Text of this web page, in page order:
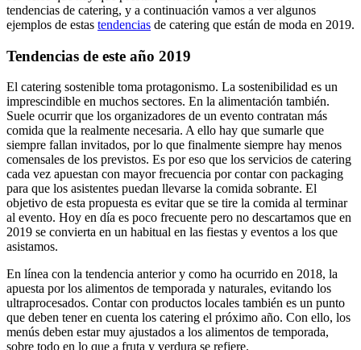
tendencias de catering, y a continuación vamos a ver algunos
ejemplos de estas tendencias de catering que están de moda en 2019.
Tendencias de este año 2019
El catering sostenible toma protagonismo. La sostenibilidad es un
imprescindible en muchos sectores. En la alimentación también.
Suele ocurrir que los organizadores de un evento contratan más
comida que la realmente necesaria. A ello hay que sumarle que
siempre fallan invitados, por lo que finalmente siempre hay menos
comensales de los previstos. Es por eso que los servicios de catering
cada vez apuestan con mayor frecuencia por contar con packaging
para que los asistentes puedan llevarse la comida sobrante. El
objetivo de esta propuesta es evitar que se tire la comida al terminar
al evento. Hoy en día es poco frecuente pero no descartamos que en
2019 se convierta en un habitual en las fiestas y eventos a los que
asistamos.
En línea con la tendencia anterior y como ha ocurrido en 2018, la
apuesta por los alimentos de temporada y naturales, evitando los
ultraprocesados. Contar con productos locales también es un punto
que deben tener en cuenta los catering el próximo año. Con ello, los
menús deben estar muy ajustados a los alimentos de temporada,
sobre todo en lo que a fruta y verdura se refiere.